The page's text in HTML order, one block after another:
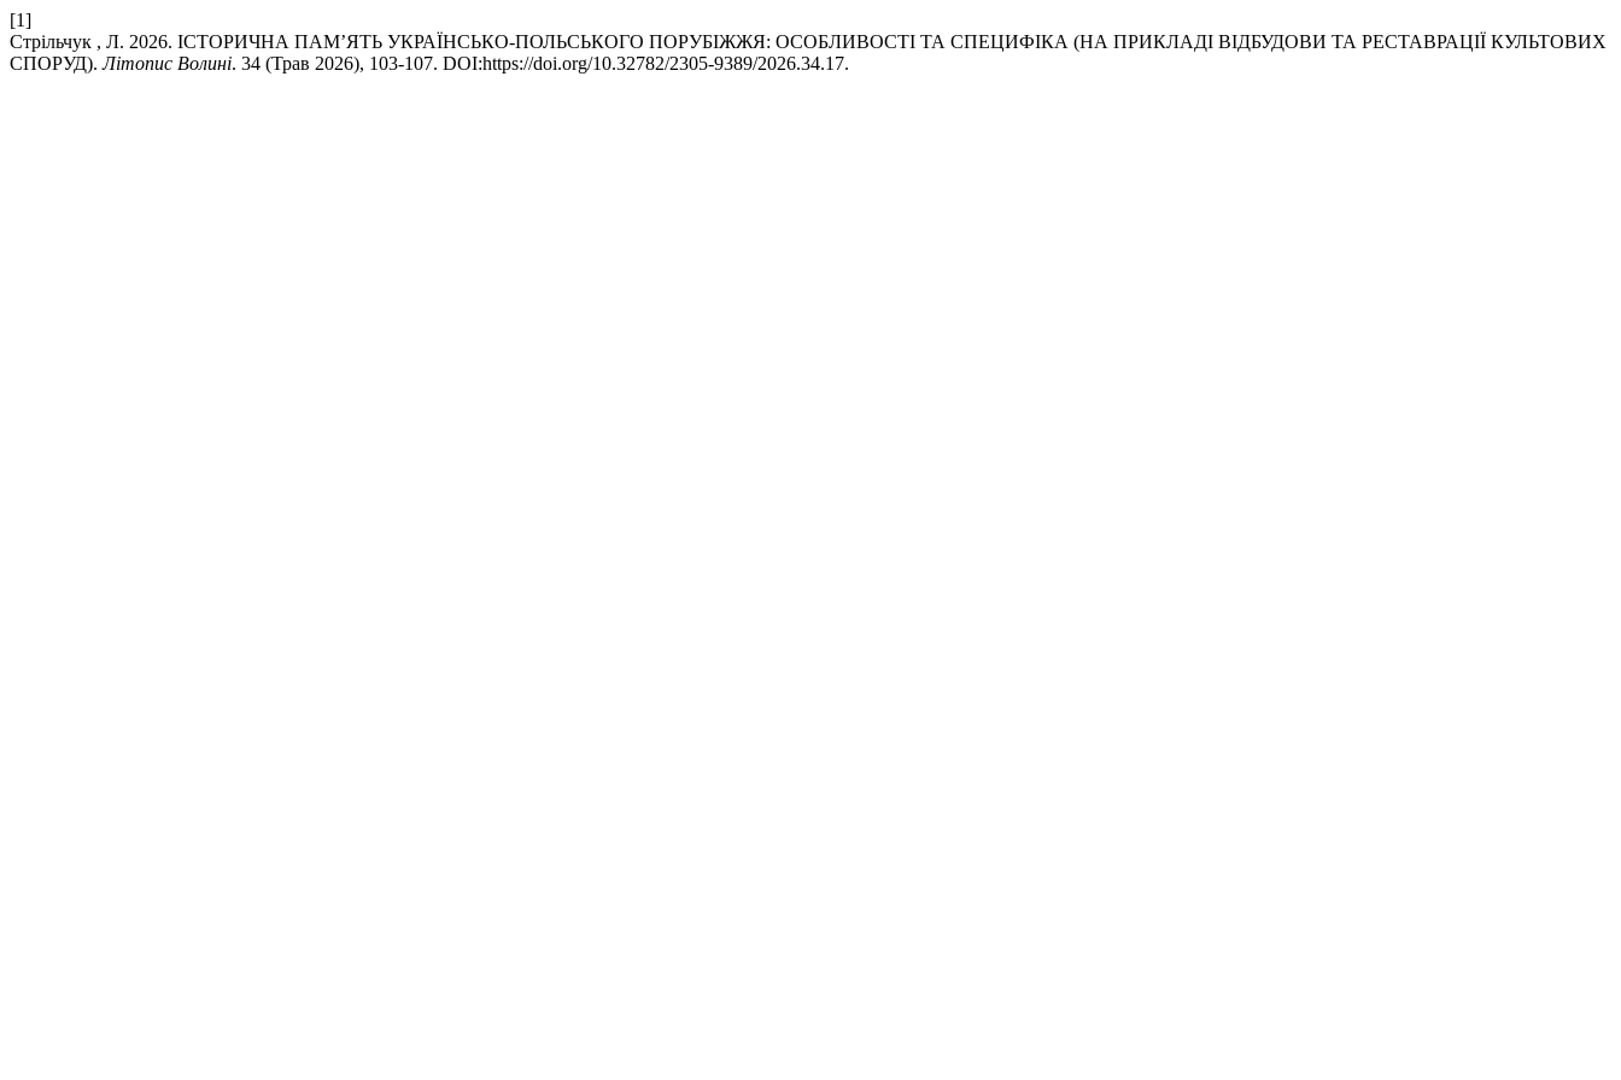
[1]
Стрільчук , Л. 2026. ІСТОРИЧНА ПАМ’ЯТЬ УКРАЇНСЬКО-ПОЛЬСЬКОГО ПОРУБІЖЖЯ: ОСОБЛИВОСТІ ТА СПЕЦИФІКА (НА ПРИКЛАДІ ВІДБУДОВИ ТА РЕСТАВРАЦІЇ КУЛЬТОВИХ
СПОРУД).Літопис Волині. 34 (Трав 2026), 103-107. DOI:https://doi.org/10.32782/2305-9389/2026.34.17.